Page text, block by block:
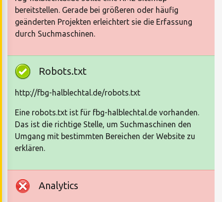
bereitstellen. Gerade bei größeren oder häufig
geänderten Projekten erleichtert sie die Erfassung
durch Suchmaschinen.
Robots.txt
http://fbg-halblechtal.de/robots.txt
Eine robots.txt ist für fbg-halblechtal.de vorhanden.
Das ist die richtige Stelle, um Suchmaschinen den
Umgang mit bestimmten Bereichen der Website zu
erklären.
Analytics